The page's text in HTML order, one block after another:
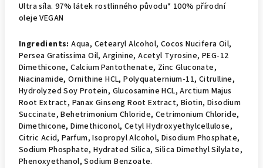
Ultra síla. 97% látek rostlinného původu* 100% přírodní
oleje VEGAN
Ingredients: Aqua, Cetearyl Alcohol, Cocos Nucifera Oil,
Persea Gratissima Oil, Arginine, Acetyl Tyrosine, PEG-12
Dimethicone, Calcium Pantothenate, Zinc Gluconate,
Niacinamide, Ornithine HCL, Polyquaternium-11, Citrulline,
Hydrolyzed Soy Protein, Glucosamine HCL, Arctium Majus
Root Extract, Panax Ginseng Root Extract, Biotin, Disodium
Succinate, Behetrimonium Chloride, Cetrimonium Chloride,
Dimethicone, Dimethiconol, Cetyl Hydroxyethylcellulose,
Citric Acid, Parfum, Isopropyl Alcohol, Disodium Phosphate,
Sodium Phosphate, Hydrated Silica, Silica Dimethyl Silylate,
Phenoxyethanol, Sodium Benzoate.